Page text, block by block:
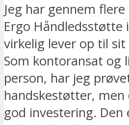
Jeg har gennem
Ergo Håndledsstøtte
virkelig lever op til sit
Som kontoransat og
person, har jeg
handskestøtter,
god investering. Den